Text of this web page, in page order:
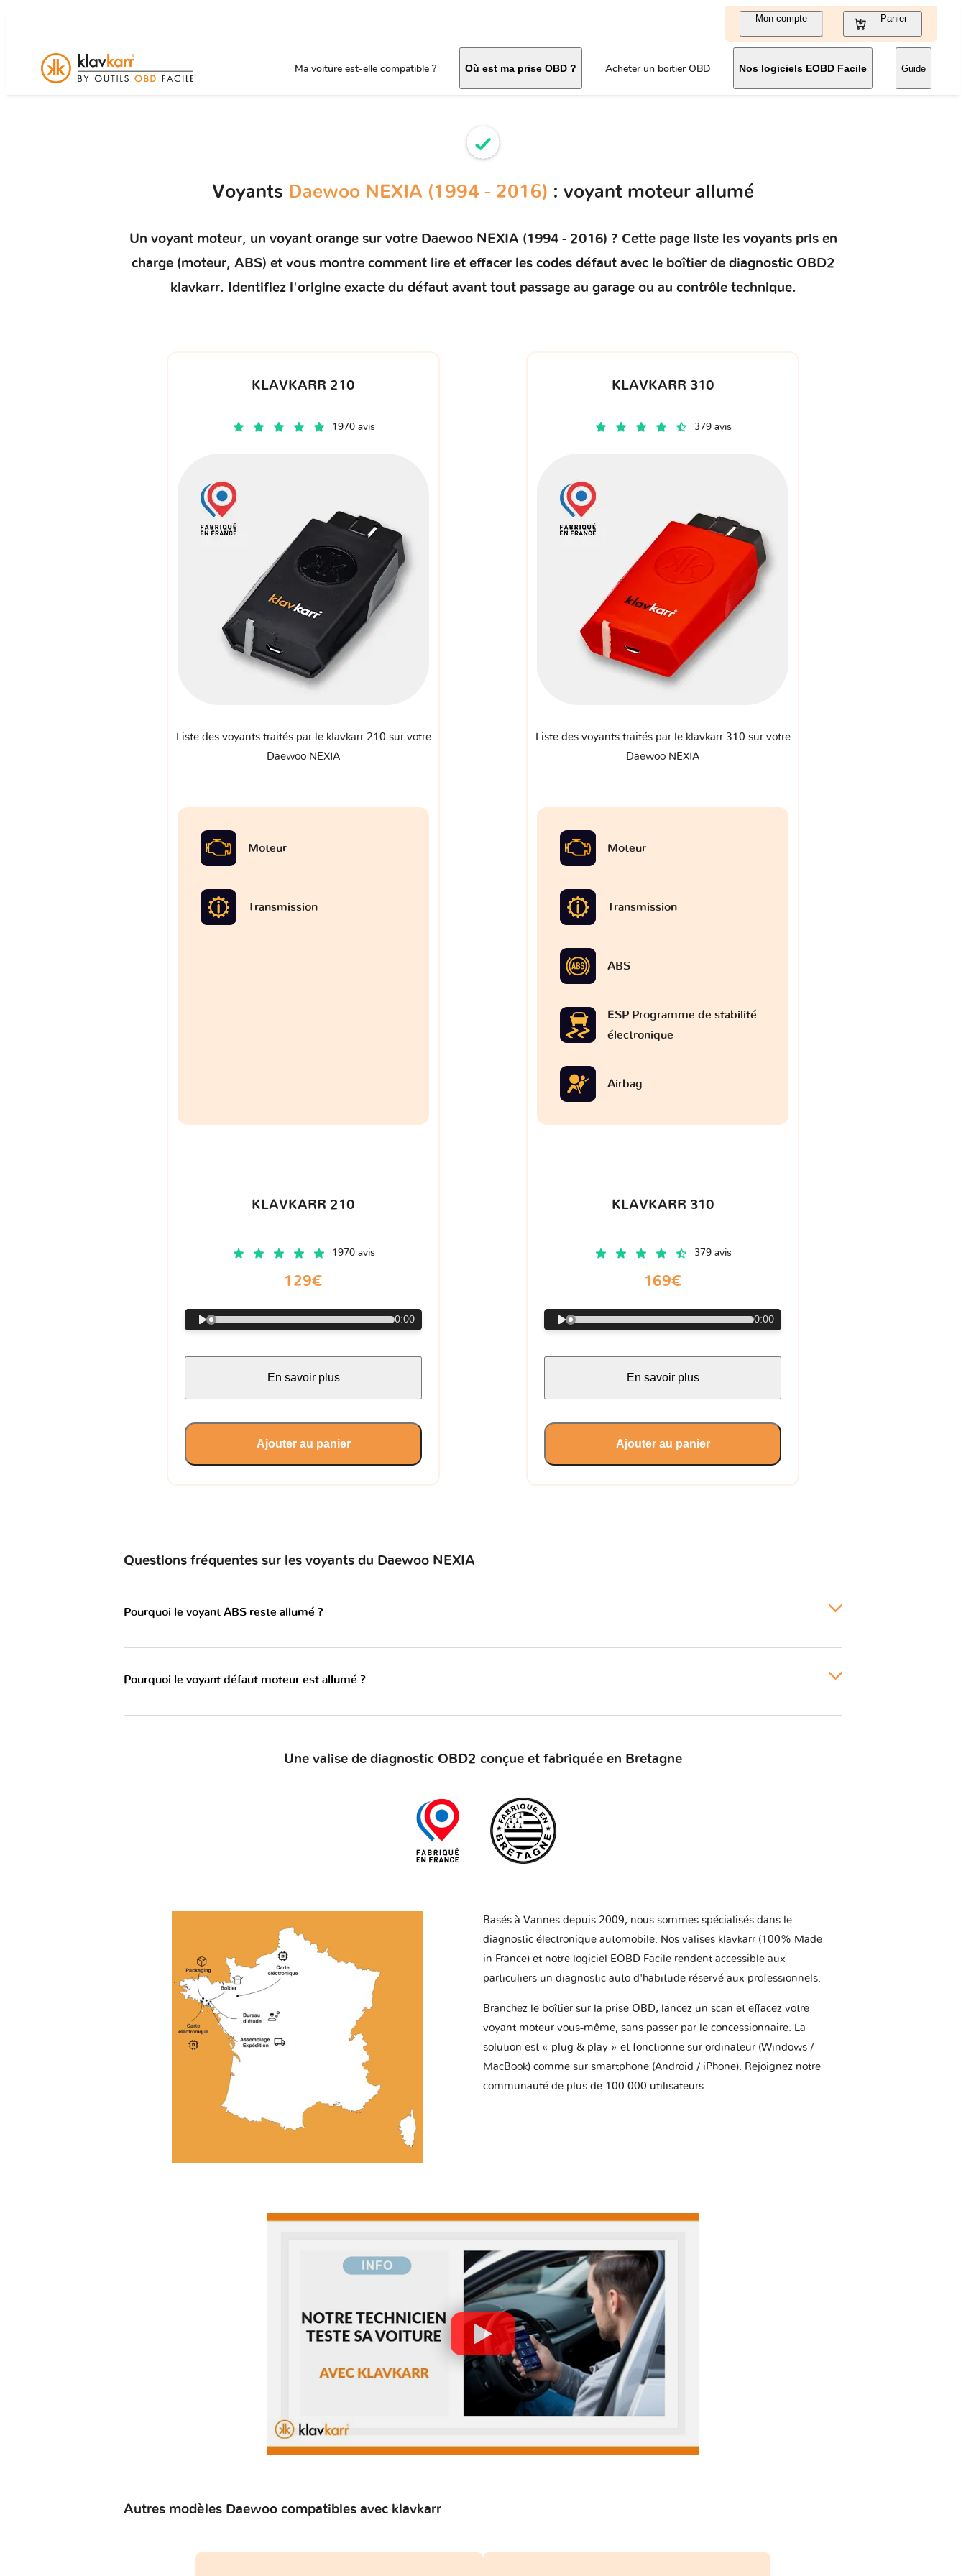
Mon compte Panier
Ma voiture est-elle compatible ? Où est ma prise OBD ? Acheter un boitier OBD Nos logiciels EOBD Facile Guide
Voyants Daewoo NEXIA (1994 - 2016) : voyant moteur allumé
Un voyant moteur, un voyant orange sur votre Daewoo NEXIA (1994 - 2016) ? Cette page liste les voyants pris en
charge (moteur, ABS) et vous montre comment lire et effacer les codes défautavec le boîtier de diagnostic OBD2
klavkarr. Identifiez l'origine exacte du défaut avant tout passage au garage ou au contrôle technique.
KLAVKARR 210
1970 avis
Liste des voyants traités par le klavkarr 210 sur votre
Daewoo NEXIA
Moteur
Transmission
KLAVKARR 210
1970 avis
129€
0:00
En savoir plus
Ajouter au panier
KLAVKARR 310
379 avis
Liste des voyants traités par le klavkarr 310 sur votre
Daewoo NEXIA
Moteur
Transmission
ABS
ESP Programme de stabilité
électronique
Airbag
KLAVKARR 310
379 avis
169€
0:00
En savoir plus
Ajouter au panier
Questions fréquentes sur les voyants du Daewoo NEXIA
Pourquoi le voyant ABS reste allumé ?
Pourquoi le voyant défaut moteur est allumé ?
Une valise de diagnostic OBD2 conçue et fabriquée en Bretagne
Basés à Vannes depuis 2009, nous sommes spécialisés dans le
diagnostic électronique automobile. Nos valises klavkarr (100% Made
in France) et notre logiciel EOBD Facile rendent accessible aux
particuliers un diagnostic auto d'habitude réservé aux professionnels.
Branchez le boîtier sur la prise OBD, lancez un scan et effacez votre
voyant moteur vous-même, sans passer par le concessionnaire. La
solution est « plug & play » et fonctionne sur ordinateur (Windows /
MacBook) comme sur smartphone (Android / iPhone). Rejoignez notre
communauté de plus de 100 000 utilisateurs.
Autres modèles Daewoo compatibles avec klavkarr